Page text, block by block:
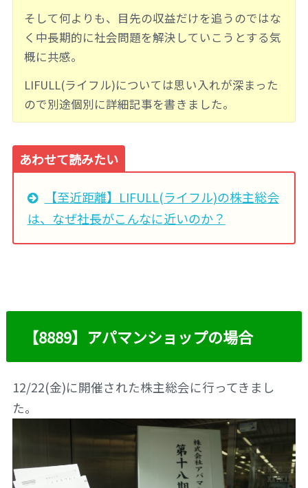
そして何よりも、目先の収益だけを追うのではな
く中長期的に社会問題を解決していこうとする気
概に共感。
LIFULL(ライフル)については思い入れが深まった
ので別途個別に詳細記事を書きました。
あわせて読みたい
【至近距離】LIFULL(ライフル)の株主総会
は、なぜ社長がこんなに近いのか？
【8889】アパマンショップの場合
12/22(金)に開催された株主総会に行ってきまし
た。